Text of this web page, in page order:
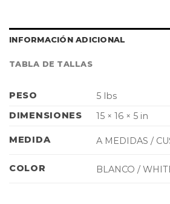
INFORMACIÓN ADICIONAL
TABLA DE TALLAS
PESO
5 lbs
DIMENSIONES
15 × 16 × 5 in
MEDIDA A MEDIDAS /
COLOR BLANCO /